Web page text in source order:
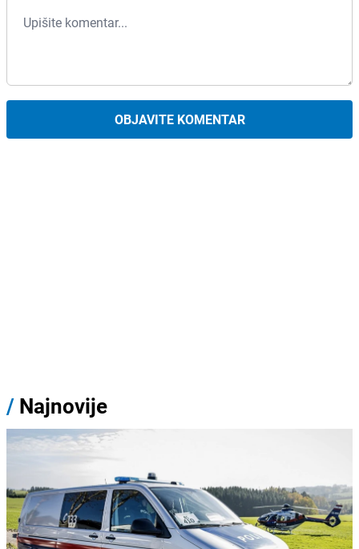
OBJAVITE KOMENTAR
/ Najnovije